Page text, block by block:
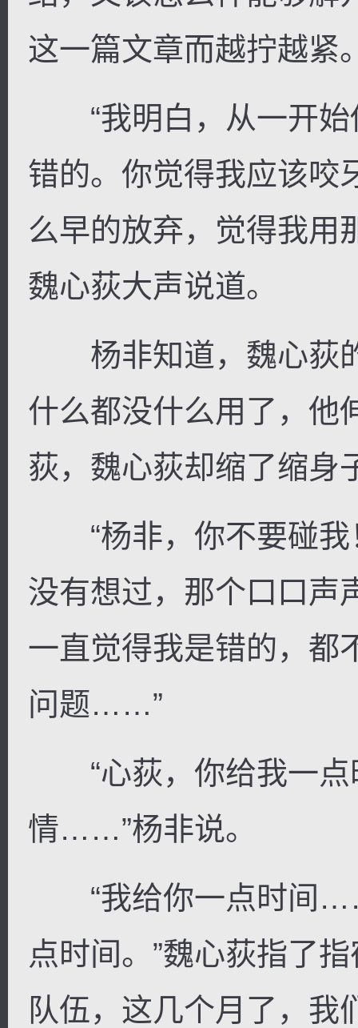
这一篇文章而越拧越紧
“我明白，从一开始
错的。你觉得我应该咬
么早的放弃，觉得我用
魏心荻大声说道。
杨非知道，魏心荻
什么都没什么用了，他
荻，魏心荻却缩了缩身
“杨非，你不要碰我
没有想过，那个口口声
一直觉得我是错的，都
问题……”
“心荻，你给我一点
情……”杨非说。
“我给你一点时间……
点时间。”魏心荻指了
队伍，这几个月了，我